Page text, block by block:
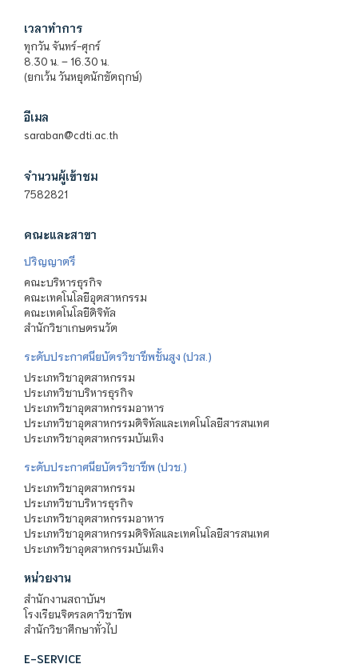
เวลาทำการ
ทุกวัน จันทร์-ศุกร์
8.30 น. – 16.30 น.
(ยกเว้น วันหยุดนักขัตฤกษ์)
อีเมล
saraban@cdti.ac.th
จำนวนผู้เข้าชม
7582821
คณะและสาขา
ปริญญาตรี
คณะบริหารธุรกิจ
คณะเทคโนโลยีอุตสาหกรรม
คณะเทคโนโลยีดิจิทัล
สำนักวิชาเกษตรนวัต
ระดับประกาศนียบัตรวิชาชีพชั้นสูง (ปวส.)
ประเภทวิชาอุตสาหกรรม
ประเภทวิชาบริหารธุรกิจ
ประเภทวิชาอุตสาหกรรมอาหาร
ประเภทวิชาอุตสาหกรรมดิจิทัลและเทคโนโลยีสารสนเทศ
ประเภทวิชาอุตสาหกรรมบันเทิง
ระดับประกาศนียบัตรวิชาชีพ (ปวช.)
ประเภทวิชาอุตสาหกรรม
ประเภทวิชาบริหารธุรกิจ
ประเภทวิชาอุตสาหกรรมอาหาร
ประเภทวิชาอุตสาหกรรมดิจิทัลและเทคโนโลยีสารสนเทศ
ประเภทวิชาอุตสาหกรรมบันเทิง
หน่วยงาน
สำนักงานสถาบันฯ
โรงเรียนจิตรลดาวิชาชีพ
สำนักวิชาศึกษาทั่วไป
E-SERVICE